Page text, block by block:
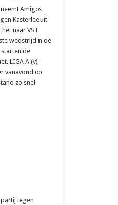
Amigos
Kasterlee uit
naar VST
wedstrijd in de
starten de
LIGA A (v) –
vanavond op
zo snel
tegen